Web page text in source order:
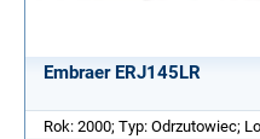
Embraer ERJ145LR
Rok: 2000; Typ: Odrzutowiec;